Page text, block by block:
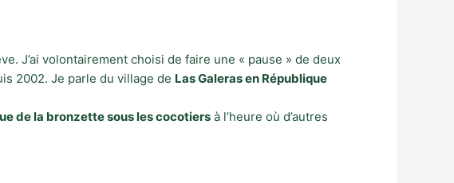
J’ai volontairement choisi de faire une « pause » de deux
2002. Je parle du village de Las Galeras en République
de la bronzette sous les cocotiers à l’heure où d’autres